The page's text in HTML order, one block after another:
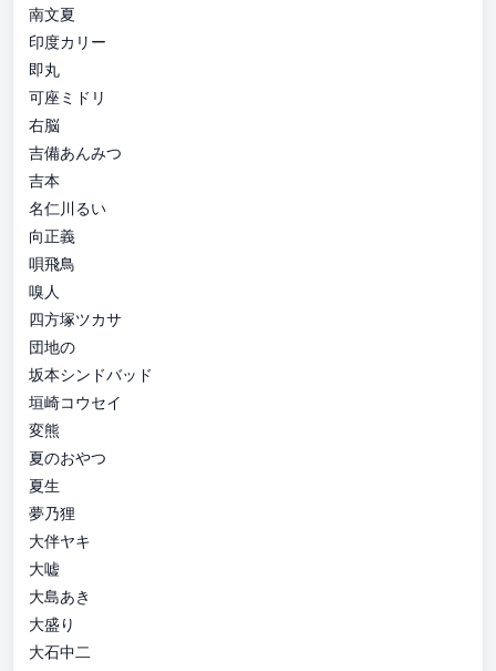
南文夏
印度カリー
即丸
可座ミドリ
右脳
吉備あんみつ
吉本
名仁川るい
向正義
唄飛鳥
嗅人
四方塚ツカサ
団地の
坂本シンドバッド
垣崎コウセイ
変熊
夏のおやつ
夏生
夢乃狸
大伴ヤキ
大嘘
大島あき
大盛り
大石中二